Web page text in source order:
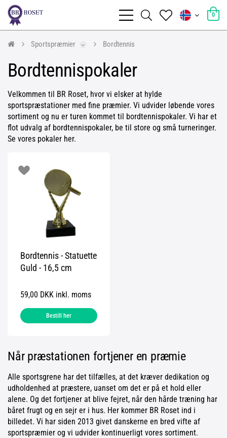
0
Sportspræmier Bordtennis
Bordtennispokaler
Velkommen til BR Roset, hvor vi elsker at hylde
sportspræstationer med fine præmier. Vi udvider løbende vores
sortiment og nu er turen kommet til bordtennispokaler. Vi har et
flot udvalg af bordtennispokaler, be til store og små turneringer.
Se vores pokaler her.
Bordtennis - Statuette
Guld - 16,5 cm
59,00 DKK inkl. moms
Bestill her
Når præstationen fortjener en præmie
Alle sportsgrene har det tilfælles, at det kræver dedikation og
udholdenhed at præstere, uanset om det er på et hold eller
alene. Og det fortjener at blive fejret, når den hårde træning har
båret frugt og en sejr er i hus. Her kommer BR Roset ind i
billedet. Vi har siden 2013 givet danskerne en bred vifte af
sportspræmier og vi udvider kontinuerligt vores sortiment.